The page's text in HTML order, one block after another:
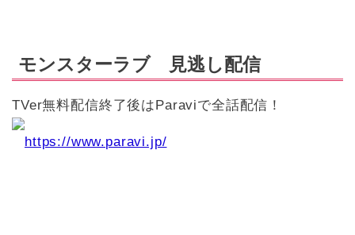
モンスターラブ 見逃し配信
TVer無料配信終了後はParaviで全話配信！
https://www.paravi.jp/